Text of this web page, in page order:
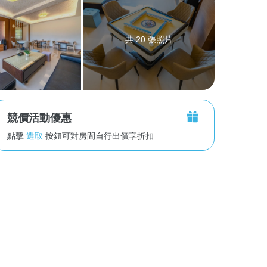
共 20 張照片
競價活動優惠
點擊 選取 按鈕可對房間自行出價享折扣